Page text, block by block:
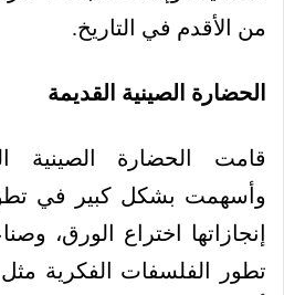
من الأقدم في التاريخ.
الحضارة الصينية القديمة
قامت الحضارة الصينية
وأسهمت بشكل كبير في تطور
إنجازاتها اختراع الورق،
تطور الفلسفات الفكرية